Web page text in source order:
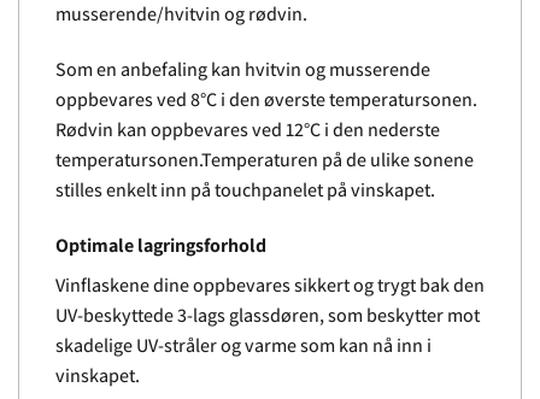
musserende/hvitvin og rødvin.
Som en anbefaling kan hvitvin og musserende
oppbevares ved 8°C i den øverste temperatursonen.
Rødvin kan oppbevares ved 12°C i den nederste
temperatursonen.Temperaturen på de ulike sonene
stilles enkelt inn på touchpanelet på vinskapet.
Optimale lagringsforhold
Vinflaskene dine oppbevares sikkert og trygt bak den
UV-beskyttede 3-lags glassdøren, som beskytter mot
skadelige UV-stråler og varme som kan nå inn i
vinskapet.